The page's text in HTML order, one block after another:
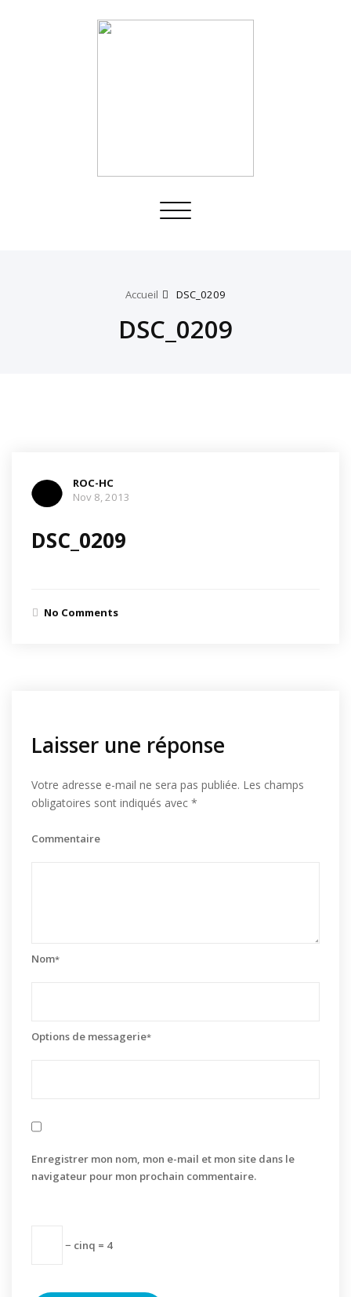
Toggle
Accueil DSC_0209
DSC_0209
ROC-HC
Nov 8, 2013
DSC_0209
No Comments
Laisser une réponse
Votre adresse e-mail ne sera pas publiée. Les champs
obligatoires sont indiqués avec *
Commentaire
Nom*
Options de messagerie*
Enregistrer mon nom, mon e-mail et mon site dans le
navigateur pour mon prochain commentaire.
− cinq = 4